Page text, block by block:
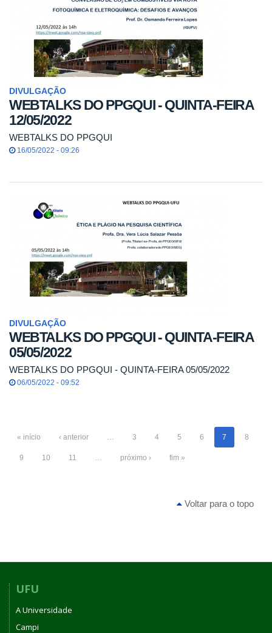
DIVULGAÇÃO
WEBTALKS DO PPGQUI - QUINTA-FEIRA
12/05/2022
WEBTALKS DO PPGQUI
16/05/2022 - 09:26
DIVULGAÇÃO
WEBTALKS DO PPGQUI - QUINTA-FEIRA
05/05/2022
WEBTALKS DO PPGQUI - QUINTA-FEIRA 05/05/2022
06/05/2022 - 09:52
« início ‹ anterior … 3 4 5 6 7 8
9 10 11 … próximo › fim »
Voltar para o topo
UFU
A Universidade
Campi